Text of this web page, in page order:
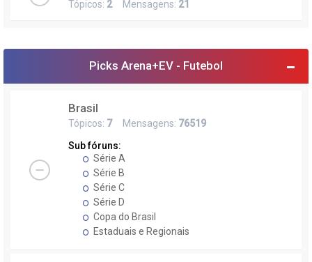
Tópicos: 2Mensagens: 21
Picks Arena+EV - Futebol
Brasil
Tópicos: 7Mensagens: 76519
Sub fóruns:
Série A
Série B
Série C
Série D
Copa do Brasil
Estaduais e Regionais